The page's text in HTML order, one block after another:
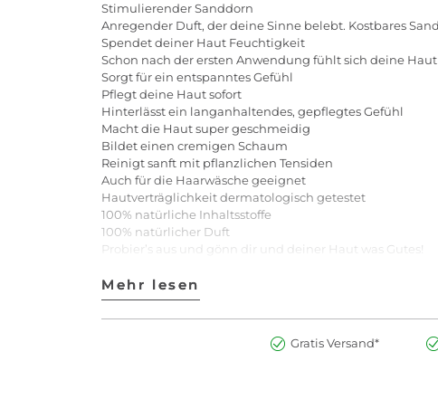
Stimulierender Sanddorn
Anregender Duft, der deine Sinne belebt. Kostbares
Spendet deiner Haut Feuchtigkeit
Schon nach der ersten Anwendung fühlt sich deine
Sorgt für ein entspanntes Gefühl
Pflegt deine Haut sofort
Hinterlässt ein langanhaltendes, gepflegtes Gefühl
Macht die Haut super geschmeidig
Bildet einen cremigen Schaum
Reinigt sanft mit pflanzlichen Tensiden
Auch für die Haarwäsche geeignet
Hautverträglichkeit dermatologisch getestet
100% natürliche Inhaltsstoffe
100% natürlicher Duft
Probier’s aus und gönn dir und deiner Haut was Gutes!
Weleda ist eine Certified B Corporation™.
Certified B Corporations™ sind Unternehmen, die
Art.Nr:2900281936921
Mehr lesen
Mehr lesen
Gratis Versand*